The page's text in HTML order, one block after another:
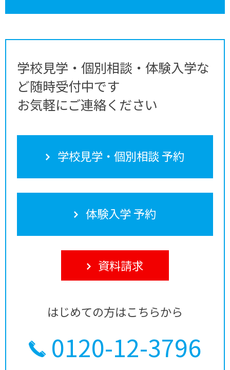
学校見学・個別相談・体験入学な
ど随時受付中です
お気軽にご連絡ください
学校見学・個別相談 予約
体験入学 予約
資料請求
はじめての方はこちらから
0120-12-3796